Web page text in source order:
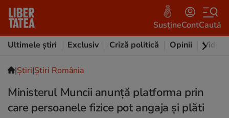
SusțineContCaută
Ultimele știri
Exclusiv Criză politică Opinii Video
|Ştiri|Știri România
Ministerul Muncii anunţă platforma prin
care persoanele fizice pot angaja şi plăti